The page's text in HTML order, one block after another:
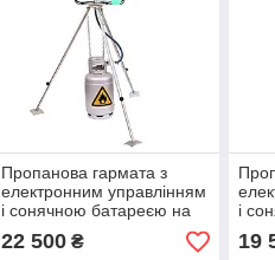
Пропанова гармата з
електронним управлінням
і сонячною батареєю на
тринозі для відлякування
диких тварин
22 500₴
і
і
19